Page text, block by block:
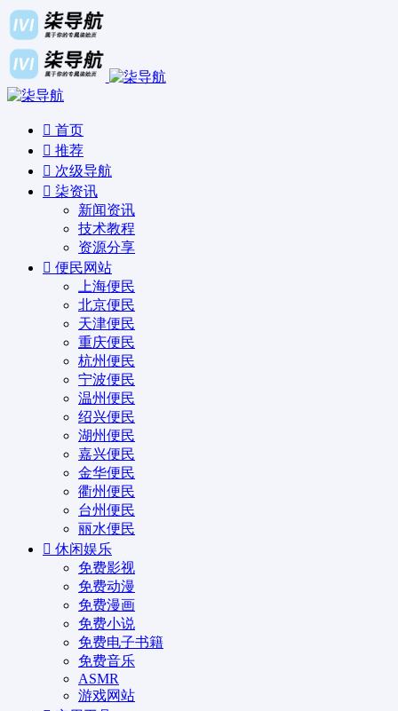
首页
推荐
次级导航
柒资讯
新闻资讯
技术教程
资源分享
便民网站
上海便民
北京便民
天津便民
重庆便民
杭州便民
宁波便民
温州便民
绍兴便民
湖州便民
嘉兴便民
金华便民
衢州便民
台州便民
丽水便民
休闲娱乐
免费影视
免费动漫
免费漫画
免费小说
免费电子书籍
免费音乐
ASMR
游戏网站